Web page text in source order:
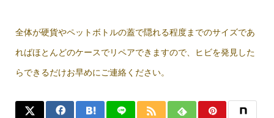
全体が硬貨やペットボトルの蓋で隠れる程度までのサイズであ
ればほとんどのケースでリペアできますので、ヒビを発見した
らできるだけお早めにご連絡ください。